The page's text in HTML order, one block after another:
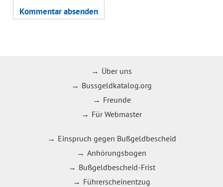
Über uns
Bussgeldkatalog.org
Freunde
Für Webmaster
Einspruch gegen Bußgeldbescheid
Anhörungsbogen
Bußgeldbescheid-Frist
Führerscheinentzug